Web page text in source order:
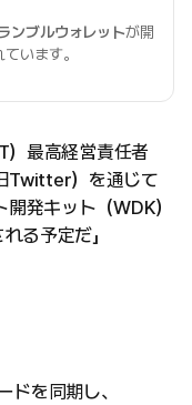
ンブルウォレットが開
います。
）最高経営責任者
Twitter）を通じて
発キット（WDK）
る予定だ」
ドを同期し、